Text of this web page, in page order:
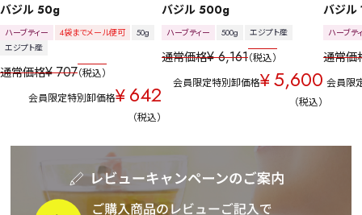
バジル 50g
ハーブティー 4袋までメール便可
50g
エジプト産
通常価格¥ 707 税込
会員限定特別卸価格¥642
税込
バジル 500g
ハーブティー 500g エジプト産
通常価格¥ 6,161 税込
会員限定特別卸価格¥5,600
税込
バジ
ハーブテ
通常価
会員限